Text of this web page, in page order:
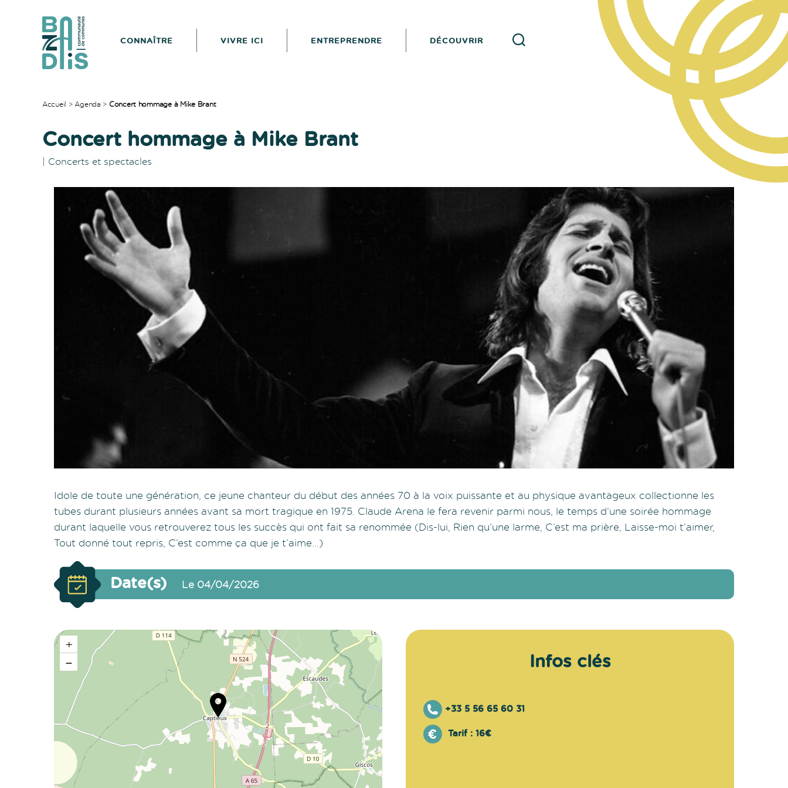
Bazadais
CONNAÎTRE VIVRE ICI ENTREPRENDRE DÉCOUVRIR
Accueil >Agenda > Concert hommage à Mike Brant
Concert hommage à Mike Brant
| Concerts et spectacles
Idole de toute une génération, ce jeune chanteur du début des années 70 à la voix puissante et au physique avantageux collectionne les
tubes durant plusieurs années avant sa mort tragique en 1975. Claude Arena le fera revenir parmi nous, le temps d’une soirée hommage
durant laquelle vous retrouverez tous les succès qui ont fait sa renommée (Dis-lui, Rien qu’une larme, C’est ma prière, Laisse-moi t’aimer,
Tout donné tout repris, C’est comme ça que je t’aime…)
Date(s) Le 04/04/2026
+
−
Infos clés
+33 5 56 65 60 31
Tarif : 16€